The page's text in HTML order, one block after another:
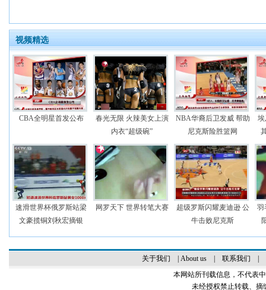
视频精选
CBA全明星首发公布
春光无限 火辣美女上演
内衣“超级碗”
NBA华裔后卫发威 帮助
尼克斯险胜篮网
速滑世界杯俄罗斯站梁
文豪揽铜刘秋宏摘银
网罗天下 世界转笔大赛
超级罗斯闪耀麦迪逊 公
牛击败尼克斯
羽
关于我们 About us| 联系我们
本网站所刊载信息，不代表
未经授权禁止转载、摘